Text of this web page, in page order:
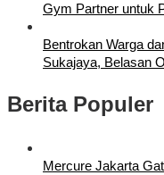
Gym Partner untuk
Bentrokan Warga
Sukajaya, Belasan
Berita Populer
Mercure Jakarta